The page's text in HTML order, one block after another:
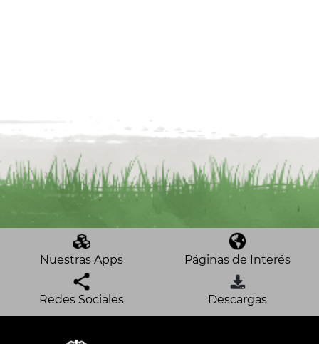
Nuestras Apps Páginas de Interés
Redes Sociales Descargas